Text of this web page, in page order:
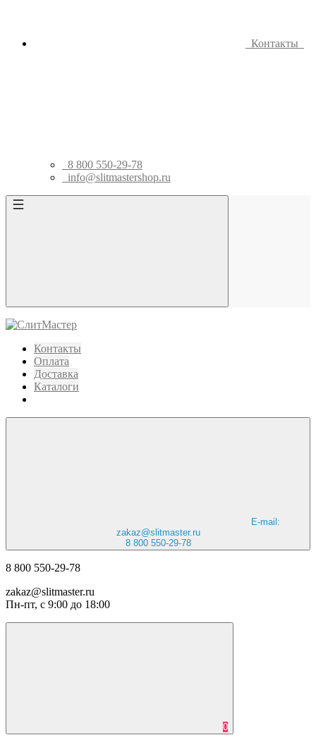
Контакты
8 800 550-29-78
info@slitmastershop.ru
Контакты
Оплата
Доставка
Каталоги
E-mail:
zakaz@slitmaster.ru
8 800 550-29-78
8 800 550-29-78
zakaz@slitmaster.ru
Пн-пт, с 9:00 до 18:00
0